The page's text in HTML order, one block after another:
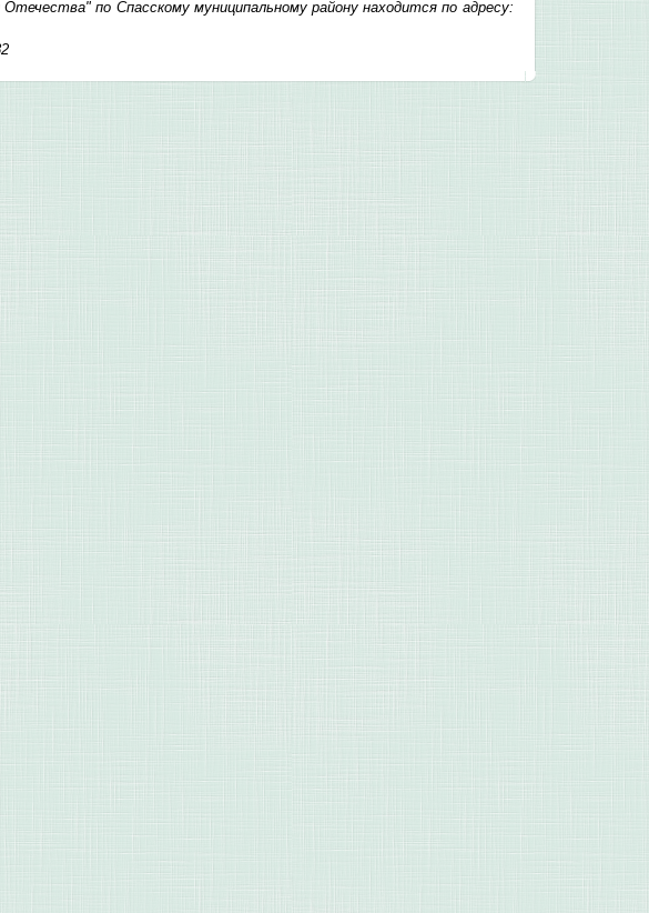
по Спасскому муниципальному району находится по адресу: